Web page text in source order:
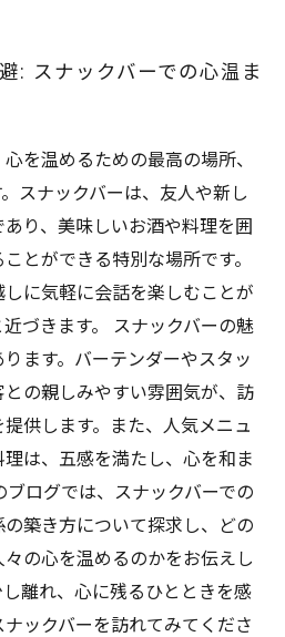
ご紹介: スナックバーの魅力
スナックバー体験を振り返
: スナックバーでの心温ま
を温めるための最高の場所、
スナックバーは、友人や新し
り、美味しいお酒や料理を囲
とができる特別な場所です。
に気軽に会話を楽しむことが
づきます。 スナックバーの魅
ます。バーテンダーやスタッ
の親しみやすい雰囲気が、訪
供します。また、人気メニュ
は、五感を満たし、心を和ま
ログでは、スナックバーでの
築き方について探求し、どの
の心を温めるのかをお伝えし
離れ、心に残るひとときを感
ックバーを訪れてみてくださ